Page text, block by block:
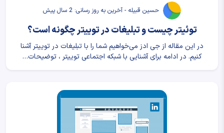
حسین قبیله - آخرین به روز رسانی: 2 سال پیش
توئیتر چیست و تبلیغات در توییتر چگونه است؟
در این مقاله از جی ادز می‌خواهیم شما را با تبلیغات در توییتر آشنا
کنیم. در ادامه برای آشنایی با شبکه اجتماعی توییتر ، توضیحات…